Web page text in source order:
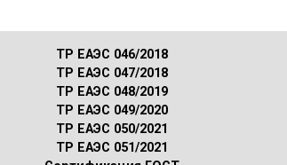
ТР ЕАЭС 046/2018
ТР ЕАЭС 047/2018
ТР ЕАЭС 048/2019
ТР ЕАЭС 049/2020
ТР ЕАЭС 050/2021
ТР ЕАЭС 051/2021